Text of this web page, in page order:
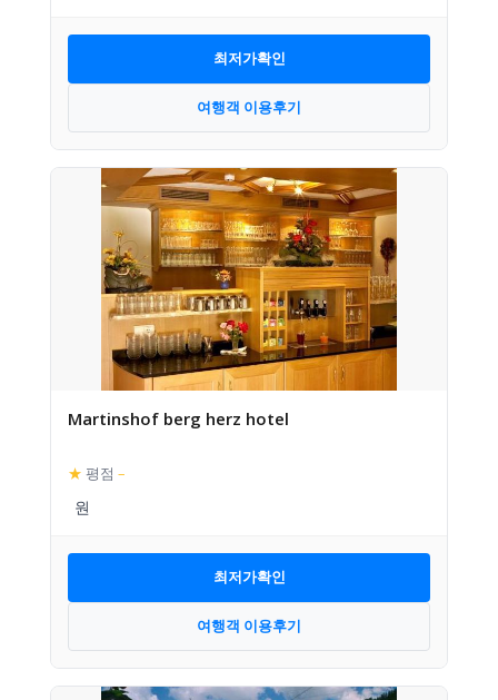
최저가확인
여행객 이용후기
Martinshof berg herz hotel
★ 평점 –
최저가확인
여행객 이용후기